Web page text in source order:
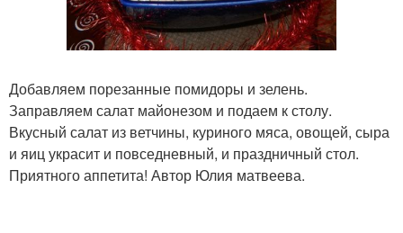
Добавляем порезанные помидоры и зелень.
Заправляем салат майонезом и подаем к столу.
Вкусный салат из ветчины, куриного мяса, овощей, сыра
и яиц украсит и повседневный, и праздничный стол.
Приятного аппетита! Автор Юлия матвеева.